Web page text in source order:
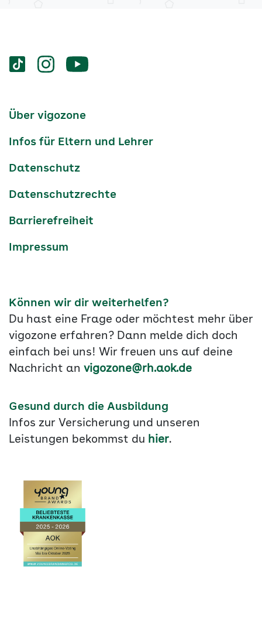
Services
Social-
vigozone.de
vigozone.devigozone.de
Services-
Über vigozone
Infos für Eltern und Lehrer
Datenschutz
Datenschutzrechte
Barrierefreiheit
Impressum
Können wir dir weiterhelfen?
Du hast eine Frage oder möchtest mehr über
vigozone erfahren? Dann melde dich doch
einfach bei uns! Wir freuen uns auf deine
Nachricht an vigozone@rh.aok.de
Gesund durch die Ausbildung
Infos zur Versicherung und unseren
Leistungen bekommst du hier.